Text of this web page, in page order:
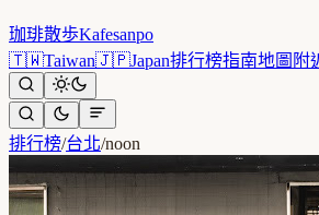
珈琲散歩Kafesanpo
🇹🇼Taiwan🇯🇵Japan排行榜指南地圖 附
排行榜/台北/noon